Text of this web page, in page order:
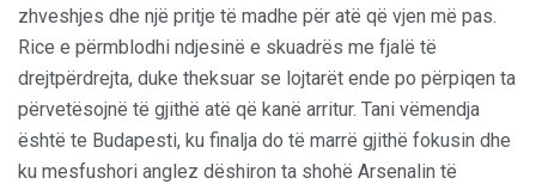
zhveshjes dhe një pritje të madhe për atë që vjen më pas.
Rice e përmblodhi ndjesinë e skuadrës me fjalë të
drejtpërdrejta, duke theksuar se lojtarët ende po përpiqen ta
përvetësojnë të gjithë atë që kanë arritur. Tani vëmendja
është te Budapesti, ku finalja do të marrë gjithë fokusin dhe
ku mesfushori anglez dëshiron ta shohë Arsenalin të